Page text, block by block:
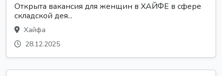
Открыта вакансия для женщин в ХАЙФЕ в сфере
складской дея...
Хайфа
28.12.2025